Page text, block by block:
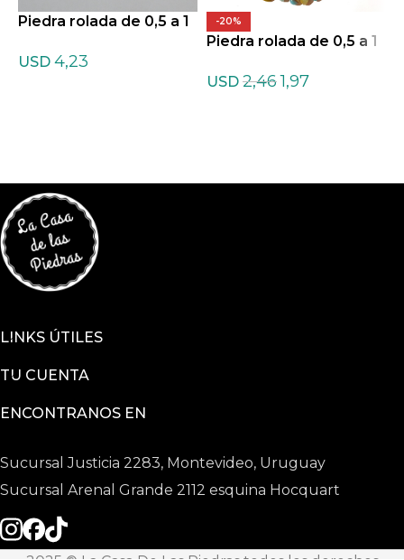
Piedra rolada de 0,5 a 1
ada Mixtas
USD 4,23
-20%
Piedra rolada de 0,5 a 1
a
USD 2,461,97
LINKS ÚTILES
TU CUENTA
ENCONTRANOS EN
Sucursal Justicia 2283, Montevideo, Uruguay
Sucursal Arenal Grande 2112 esquina Hocquart